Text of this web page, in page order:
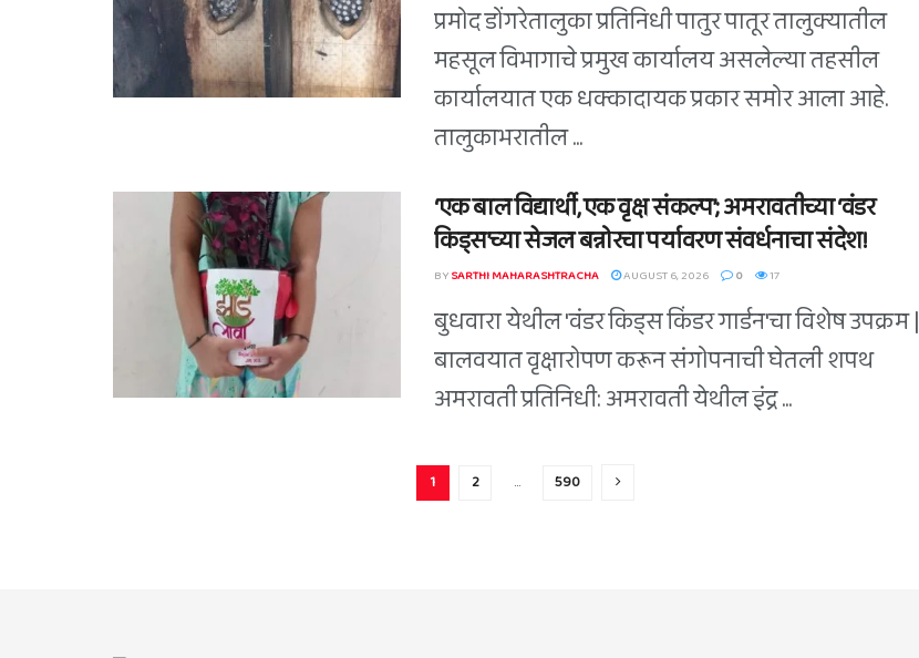
प्रमोद डोंगरेतालुका प्रतिनिधी पातुर पातूर तालुक्यातील
महसूल विभागाचे प्रमुख कार्यालय असलेल्या तहसील
कार्यालयात एक धक्कादायक प्रकार समोर आला आहे.
तालुकाभरातील ...
‘एक बाल विद्यार्थी, एक वृक्ष संकल्प’; अमरावतीच्या ‘वंडर
किड्स’च्या सेजल बन्नोरचा पर्यावरण संवर्धनाचा संदेश!
BYSARTHI MAHARASHTRACHA AUGUST 6, 2026 0 17
बुधवारा येथील 'वंडर किड्स किंडर गार्डन'चा विशेष उपक्रम |
बालवयात वृक्षारोपण करून संगोपनाची घेतली शपथ
अमरावती प्रतिनिधी: अमरावती येथील इंद्र ...
1 2 … 590